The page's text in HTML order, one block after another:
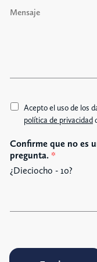
n
e
A
e
t
t
G
Acepto el uso de los
política de privacidad
Confirme que no es
pregunta. *
¿Dieciocho - 10?